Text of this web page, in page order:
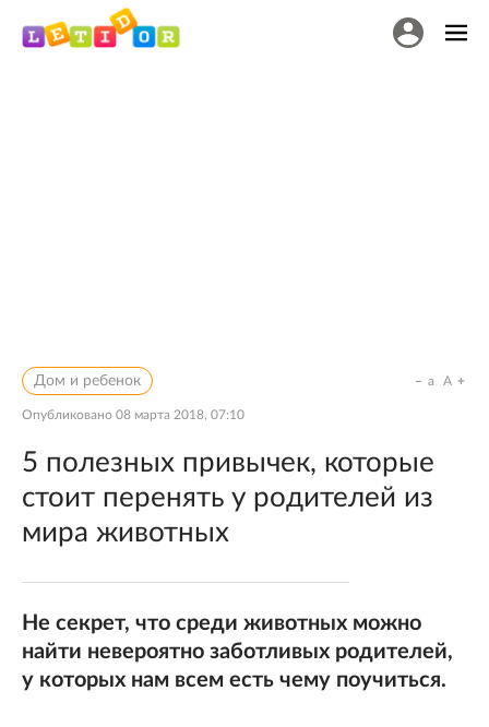
Дом и ребенок
Опубликовано 08 марта 2018, 07:10
a A
5 полезных привычек, которые
стоит перенять у родителей из
мира животных
Не секрет, что среди животных можно
найти невероятно заботливых родителей,
у которых нам всем есть чему поучиться.